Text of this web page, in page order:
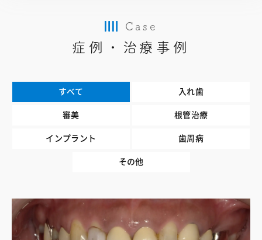
Case
症例・治療事例
すべて 入れ歯
審美 根管治療
インプラント 歯周病
その他